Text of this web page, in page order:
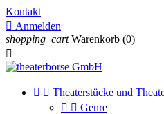
Kontakt
 Anmelden
shopping_cart Warenkorb (0)

  Theaterstücke und
  Genre